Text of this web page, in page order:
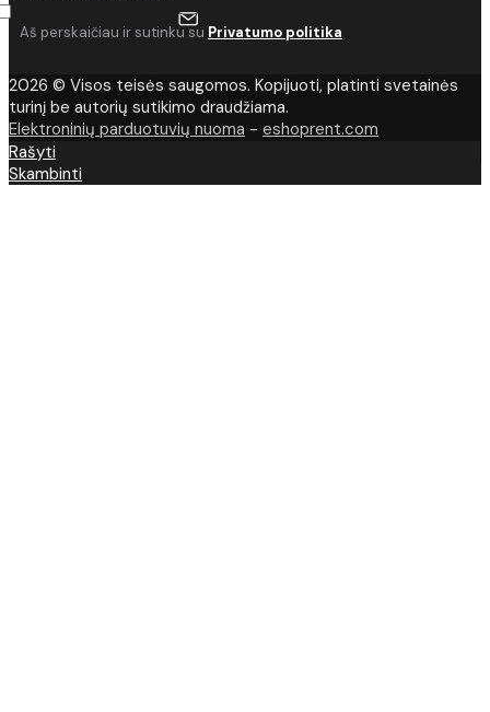
Aš perskaičiau ir sutinku su Privatumo politika
2026 © Visos teisės saugomos. Kopijuoti, platinti svetainės
turinį be autorių sutikimo draudžiama.
Elektroninių parduotuvių nuoma - eshoprent.com
Rašyti
Skambinti